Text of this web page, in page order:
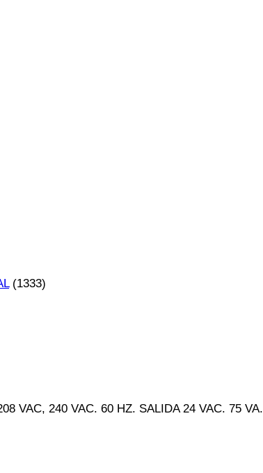
(1333)
VAC, 240 VAC. 60 HZ. SALIDA 24 VAC. 75 VA.